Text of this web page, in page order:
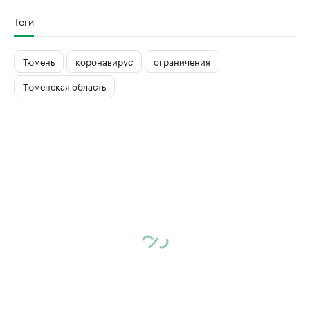
Теги
Тюмень коронавирус
ограничения
Тюменская область